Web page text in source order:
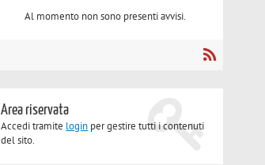
Al momento non sono presenti avvisi.
Area riservata
Accedi tramite login per gestire tutti i contenuti
del sito.